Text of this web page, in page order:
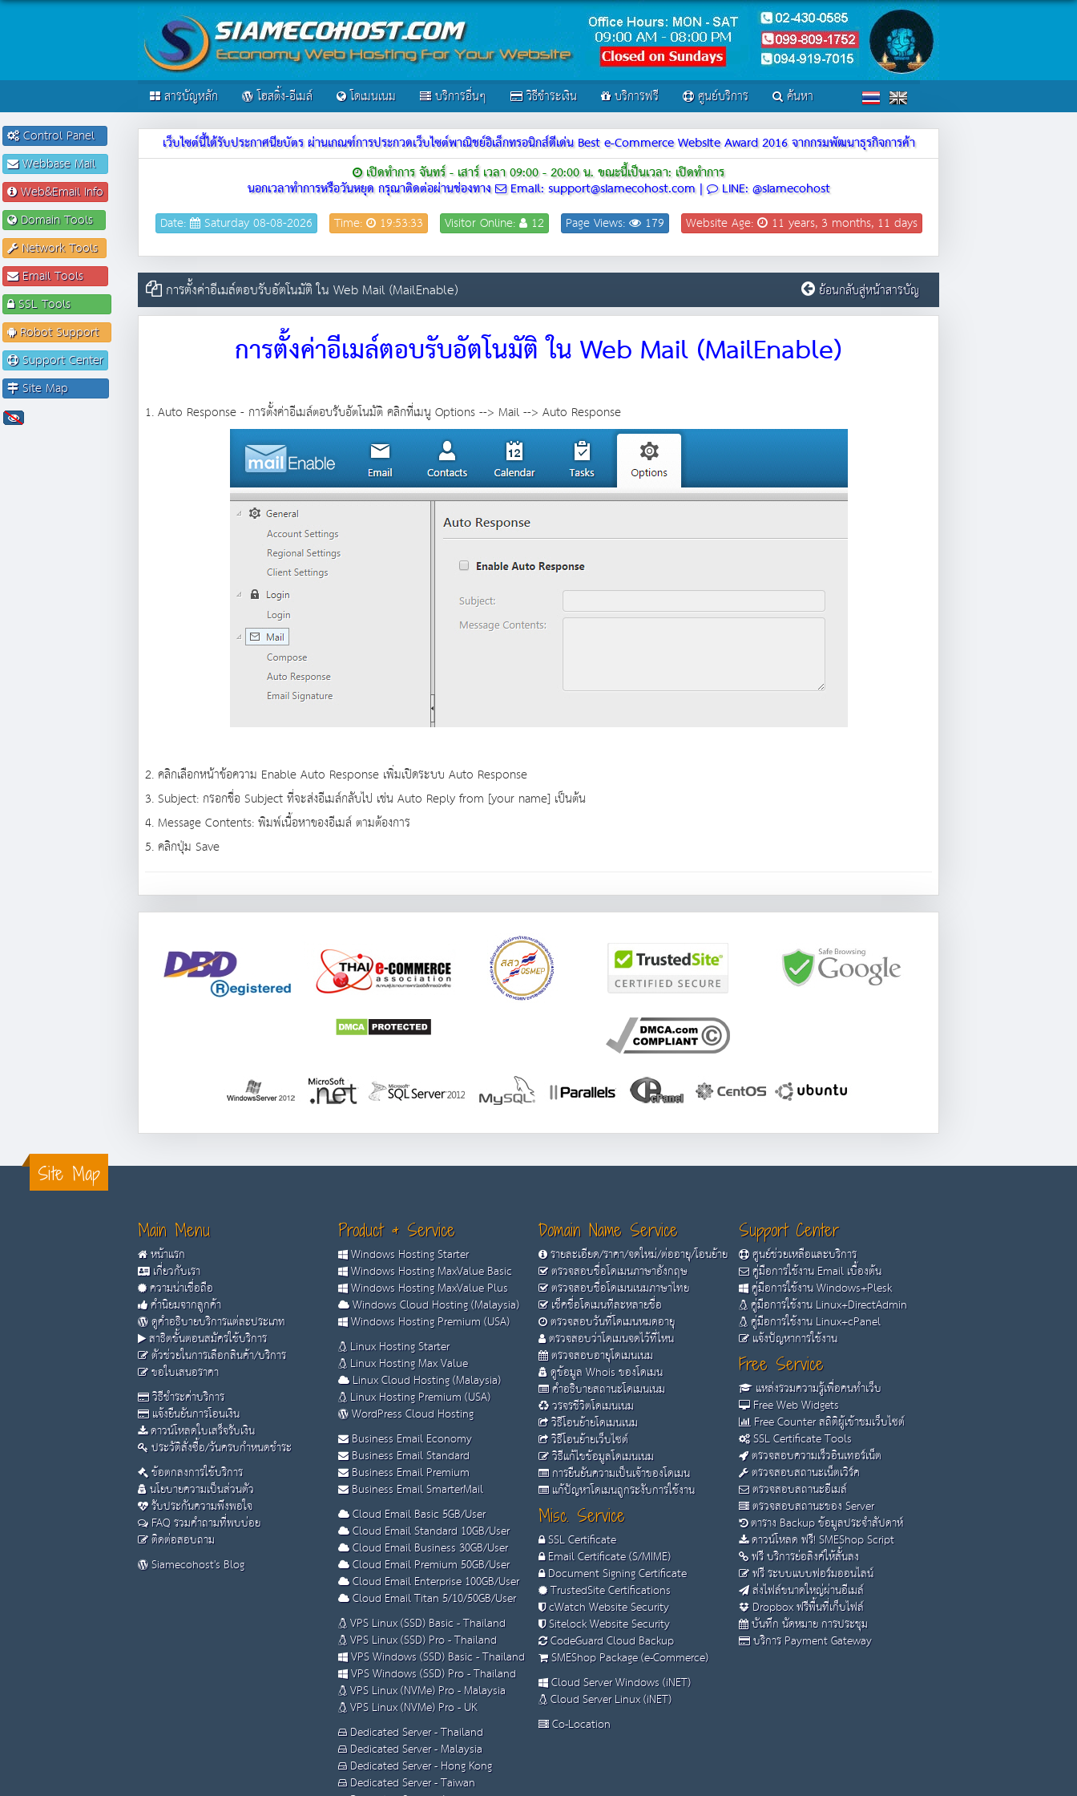
สารบัญหลัก โฮสติ้ง-อีเมล์ โดเมนเนม บริการอื่นๆ วิธีชำระเงิน บริการฟรี ศูนย์บริการ ค้นหา
เว็บไซต์นี้ได้รับประกาศนียบัตร ผ่านเกณฑ์การประกวดเว็บไซต์พาณิชย์อิเล็กทรอนิกส์ดีเด่น Best e-Commerce Website Award 2016 จากกรมพัฒนาธุรกิจการค้า
เปิดทำการ จันทร์ - เสาร์ เวลา 09:00 - 20:00 น.ขณะนี้เป็นเวลา: เปิดทำการ
นอกเวลาทำการหรือวันหยุด กรุณาติดต่อผ่านช่องทาง Email: support@siamecohost.com | LINE: @siamecohost
Date: Saturday 08-08-2026 Time: 19:53:33 Visitor Online: 12 Page Views: 179 Website Age: 11 years, 3 months, 11 days
การตั้งค่าอีเมล์ตอบรับอัตโนมัติ ใน Web Mail (MailEnable) ย้อนกลับสู่หน้าสารบัญ
การตั้งค่าอีเมล์ตอบรับอัตโนมัติ ใน Web Mail (MailEnable)
1. Auto Response - การตั้งค่าอีเมล์ตอบรับอัตโนมัติ คลิกที่เมนู Options --> Mail --> Auto Response
2. คลิกเลือกหน้าข้อความ Enable Auto Response เพิ่มเปิดระบบ Auto Response
3. Subject: กรอกชื่อ Subject ที่จะส่งอีเมล์กลับไป เช่น Auto Reply from [your name] เป็นต้น
4. Message Contents: พิมพ์เนื้อหาของอีเมล์ ตามต้องการ
5. คลิกปุ่ม Save
Site Map
Main Menu
หน้าแรก
เกี่ยวกับเรา
ความน่าเชื่อถือ
คำนิยมจากลูกค้า
ดูคำอธิบายบริการแต่ละประเภท
สาธิตขั้นตอนสมัครใช้บริการ
ตัวช่วยในการเลือกสินค้า/บริการ
ขอใบเสนอราคา
วิธีชำระค่าบริการ
แจ้งยืนยันการโอนเงิน
ดาวน์โหลดใบเสร็จรับเงิน
ประวัติสั่งซื้อ/วันครบกำหนดชำระ
ข้อตกลงการใช้บริการ
นโยบายความเป็นส่วนตัว
รับประกันความพึงพอใจ
FAQ รวมคำถามที่พบบ่อย
ติดต่อสอบถาม
Siamecohost's Blog
Product & Service
Windows Hosting Starter
Windows Hosting MaxValue Basic
Windows Hosting MaxValue Plus
Windows Cloud Hosting (Malaysia)
Windows Hosting Premium (USA)
Linux Hosting Starter
Linux Hosting Max Value
Linux Cloud Hosting (Malaysia)
Linux Hosting Premium (USA)
WordPress Cloud Hosting
Business Email Economy
Business Email Standard
Business Email Premium
Business Email SmarterMail
Cloud Email Basic 5GB/User
Cloud Email Standard 10GB/User
Cloud Email Business 30GB/User
Cloud Email Premium 50GB/User
Cloud Email Enterprise 100GB/User
Cloud Email Titan 5/10/50GB/User
VPS Linux (SSD) Basic - Thailand
VPS Linux (SSD) Pro - Thailand
VPS Windows (SSD) Basic - Thailand
VPS Windows (SSD) Pro - Thailand
VPS Linux (NVMe) Pro - Malaysia
VPS Linux (NVMe) Pro - UK
Dedicated Server - Thailand
Dedicated Server - Malaysia
Dedicated Server - Hong Kong
Dedicated Server - Taiwan
Domain Name Service
รายละเอียด/ราคา/จดใหม่/ต่ออายุ/โอนย้าย
ตรวจสอบชื่อโดเมนภาษาอังกฤษ
ตรวจสอบชื่อโดเมนเนมภาษาไทย
เช็คชื่อโดเมนทีละหลายชื่อ
ตรวจสอบวันที่โดเมนหมดอายุ
ตรวจสอบว่าโดเมนจดไว้ที่ไหน
ตรวจสอบอายุโดเมนเนม
ดูข้อมูล Whois ของโดเมน
คำอธิบายสถานะโดเมนเนม
วรจรชีวิตโดเมนเนม
วิธีโอนย้ายโดเมนเนม
วิธีโอนย้ายเว็บไซต์
วิธีแก้ไขข้อมูลโดเมนเนม
การยืนยันความเป็นเจ้าของโดเมน
แก้ปัญหาโดเมนถูกระงับการใช้งาน
Misc. Service
SSL Certificate
Email Certificate (S/MIME)
Document Signing Certificate
TrustedSite Certifications
cWatch Website Security
Sitelock Website Security
CodeGuard Cloud Backup
SMEShop Package (e-Commerce)
Cloud Server Windows (iNET)
Cloud Server Linux (iNET)
Co-Location
Support Center
ศูนย์ช่วยเหลือและบริการ
คู่มือการใช้งาน Email เบื้องต้น
คู่มือการใช้งาน Windows+Plesk
คู่มือการใช้งาน Linux+DirectAdmin
คู่มือการใช้งาน Linux+cPanel
แจ้งปัญหาการใช้งาน
Free Service
แหล่งรวมความรู้เพื่อคนทำเว็บ
Free Web Widgets
Free Counter สถิติผู้เข้าชมเว็บไซต์
SSL Certificate Tools
ตรวจสอบความเร็วอินเทอร์เน็ต
ตรวจสอบสถานะเน็ตเวิร์ค
ตรวจสอบสถานะอีเมล์
ตรวจสอบสถานะของ Server
ตาราง Backup ข้อมูลประจำสัปดาห์
ดาวน์โหลด ฟรี! SMEShop Script
ฟรี บริการย่อลิงค์ให้สั้นลง
ฟรี ระบบแบบฟอร์มออนไลน์
ส่งไฟล์ขนาดใหญ่ผ่านอีเมล์
Dropbox ฟรีพื้นที่เก็บไฟล์
บันทึก นัดหมาย การประชุม
บริการ Payment Gateway
Control Panel
Webbase Mail
Web&Email Info
Domain Tools
Network Tools
Email Tools
SSL Tools
Robot Support
Support Center
Site Map